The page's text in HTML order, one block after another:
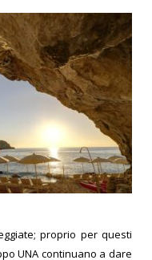
proprio per questi
UNA continuano a dare